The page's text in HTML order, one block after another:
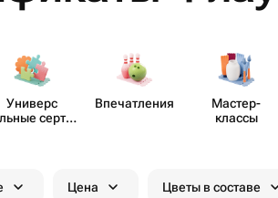
Универс​
серти​
Впеча​тления
Мастер-​
классы
Цена Цветы в составе